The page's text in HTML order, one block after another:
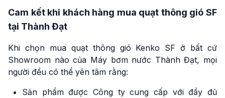
Cam kết khi khách hàng mua quạt thông gió SF
tại Thành Đạt
Khi chọn mua quạt thông gió Kenko SF ở bất cứ
Showroom nào của Máy bơm nước Thành Đạt, mọi
người đều có thể yên tâm rằng:
Sản phẩm được Công ty cung cấp với đầy đủ